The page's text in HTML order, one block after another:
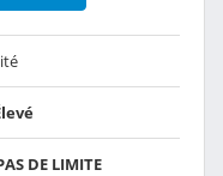
DE LIMITE